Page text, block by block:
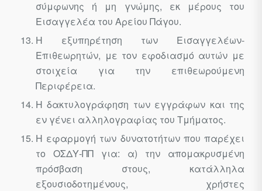
σύμφωνης ή μη γνώμης, εκ μέρους του
Εισαγγελέα του Αρείου Πάγου.
Η εξυπηρέτηση των Εισαγγελέων-
Επιθεωρητών, με τον εφοδιασμό αυτών με
στοιχεία για την επιθεωρούμενη
Περιφέρεια.
Η δακτυλογράφηση των εγγράφων και της
εν γένει αλληλογραφίας του Τμήματος.
Η εφαρμογή των δυνατοτήτων που παρέχει
το ΟΣΔΥ-ΠΠ για: α) την απομακρυσμένη
πρόσβαση στους, κατάλληλα
εξουσιοδοτημένους, χρήστες